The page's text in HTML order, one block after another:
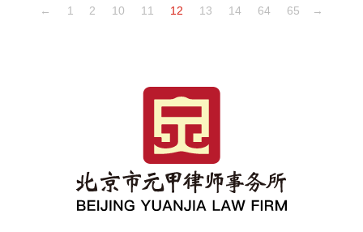
← 1 2 10 11 12 13 14 64 65 →